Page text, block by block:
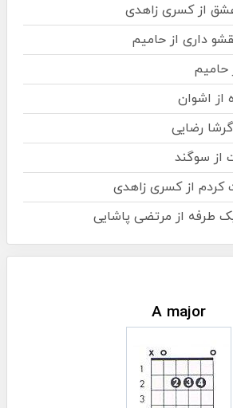
از کسری زاهدی
داری از حامیم
حامیم
از اشوان
رضایی
از سوگند
کردم از کسری زاهدی
طرفه از مرتضی پاشایی
A major